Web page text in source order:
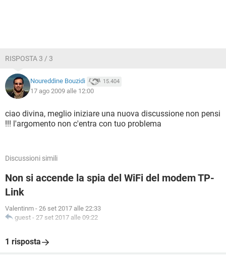
RISPOSTA 3 / 3
Noureddine Bouzidi 15.404
17 ago 2009 alle 12:00
ciao divina, meglio iniziare una nuova discussione non pensi
!!! l'argomento non c'entra con tuo problema
Discussioni simili
Non si accende la spia del WiFi del modem TP-
Link
Valentinm - 26 set 2017 alle 22:33
guest - 27 set 2017 alle 09:22
1 risposta